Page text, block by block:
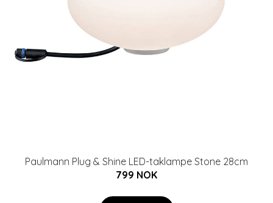
Paulmann Plug & Shine LED-taklampe Stone 28cm
799 NOK